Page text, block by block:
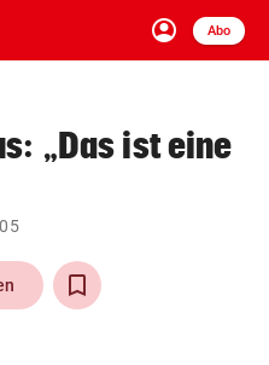
account_circle
Anmelden
Abo
close Schließen
arrow_right
„Das ist eine